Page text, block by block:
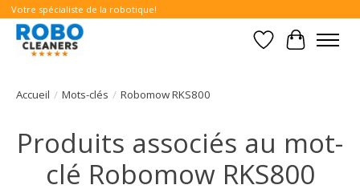
Votre spécialiste de la robotique!
Liste dePanier
Accueil / Mots-clés / Robomow RKS800
Produits associés au mot-
clé Robomow RKS800